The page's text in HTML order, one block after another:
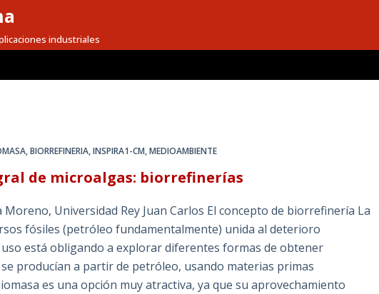
industriales
,BIORREFINERIA,INSPIRA1-CM,MEDIOAMBIENTE
de microalgas: biorrefinerías
Moreno, Universidad Rey Juan Carlos El concepto de biorrefinería La
fósiles (petróleo fundamentalmente) unida al deterioro
está obligando a explorar diferentes formas de obtener
producían a partir de petróleo, usando materias primas
es una opción muy atractiva, ya que su aprovechamiento